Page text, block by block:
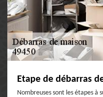
Etape de débarras
Nombreuses sont les étapes à